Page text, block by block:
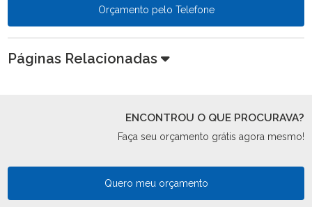
Orçamento pelo Telefone
Páginas Relacionadas
ENCONTROU O QUE PROCURAVA?
Faça seu orçamento grátis agora mesmo!
Quero meu orçamento